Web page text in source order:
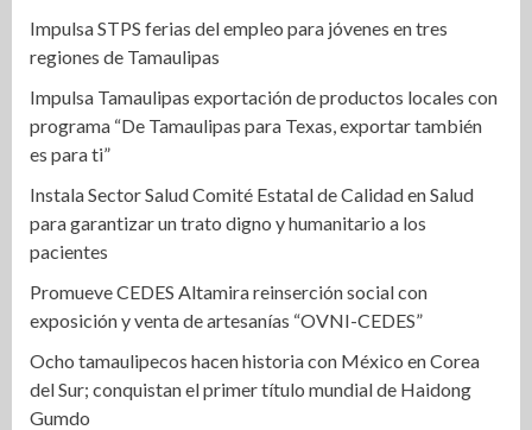
Impulsa STPS ferias del empleo para jóvenes en tres
regiones de Tamaulipas
Impulsa Tamaulipas exportación de productos locales con
programa “De Tamaulipas para Texas, exportar también
es para ti”
Instala Sector Salud Comité Estatal de Calidad en Salud
para garantizar un trato digno y humanitario a los
pacientes
Promueve CEDES Altamira reinserción social con
exposición y venta de artesanías “OVNI-CEDES”
Ocho tamaulipecos hacen historia con México en Corea
del Sur; conquistan el primer título mundial de Haidong
Gumdo